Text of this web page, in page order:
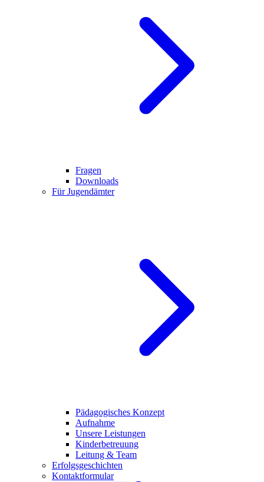
Fragen
Downloads
Für Jugendämter
Pädagogisches Konzept
Aufnahme
Unsere Leistungen
Kinderbetreuung
Leitung & Team
Erfolgsgeschichten
Kontaktformular